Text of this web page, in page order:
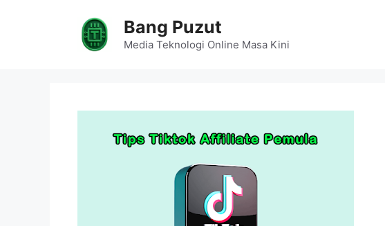
Bang Puzut
Media Teknologi Online Masa Kini